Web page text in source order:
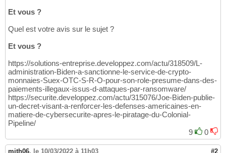
Et vous ?
Quel est votre avis sur le sujet ?
Et vous ?
https://solutions-entreprise.developpez.com/actu/318509/L-
administration-Biden-a-sanctionne-le-service-de-crypto-
monnaies-Suex-OTC-S-R-O-pour-son-role-presume-dans-des-
paiements-illegaux-issus-d-attaques-par-ransomware/
https://securite.developpez.com/actu/315076/Joe-Biden-publie-
un-decret-visant-a-renforcer-les-defenses-americaines-en-
matiere-de-cybersecurite-apres-le-piratage-du-Colonial-
Pipeline/
9
0
mith06, le 10/03/2022 à 11h03 #2